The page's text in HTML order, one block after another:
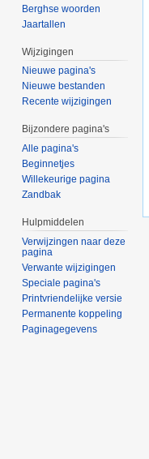
Berghse woorden
Jaartallen
Wijzigingen
Nieuwe pagina's
Nieuwe bestanden
Recente wijzigingen
Bijzondere pagina's
Alle pagina's
Beginnetjes
Willekeurige pagina
Zandbak
Hulpmiddelen
Verwijzingen naar deze
pagina
Verwante wijzigingen
Speciale pagina's
Printvriendelijke versie
Permanente koppeling
Paginagegevens